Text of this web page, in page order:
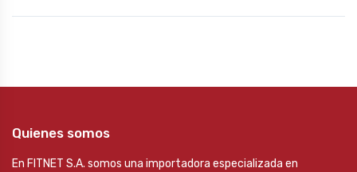
Quienes somos
En FITNET S.A. somos una importadora especializada en